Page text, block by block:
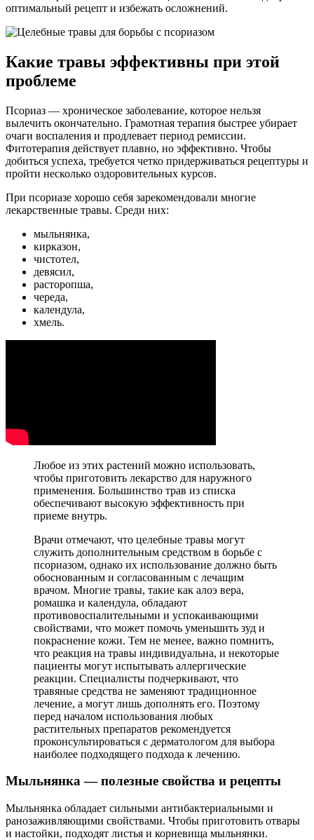
оптимальный рецепт и избежать осложнений.
Какие травы эффективны при этой
проблеме
Псориаз — хроническое заболевание, которое нельзя
вылечить окончательно. Грамотная терапия быстрее убирает
очаги воспаления и продлевает период ремиссии.
Фитотерапия действует плавно, но эффективно. Чтобы
добиться успеха, требуется четко придерживаться рецептуры и
пройти несколько оздоровительных курсов.
При псориазе хорошо себя зарекомендовали многие
лекарственные травы. Среди них:
мыльнянка,
кирказон,
чистотел,
девясил,
расторопша,
череда,
календула,
хмель.
Любое из этих растений можно использовать,
чтобы приготовить лекарство для наружного
применения. Большинство трав из списка
обеспечивают высокую эффективность при
приеме внутрь.
Врачи отмечают, что целебные травы могут
служить дополнительным средством в борьбе с
псориазом, однако их использование должно быть
обоснованным и согласованным с лечащим
врачом. Многие травы, такие как алоэ вера,
ромашка и календула, обладают
противовоспалительными и успокаивающими
свойствами, что может помочь уменьшить зуд и
покраснение кожи. Тем не менее, важно помнить,
что реакция на травы индивидуальна, и некоторые
пациенты могут испытывать аллергические
реакции. Специалисты подчеркивают, что
травяные средства не заменяют традиционное
лечение, а могут лишь дополнять его. Поэтому
перед началом использования любых
растительных препаратов рекомендуется
проконсультироваться с дерматологом для выбора
наиболее подходящего подхода к лечению.
Мыльнянка — полезные свойства и рецепты
Мыльнянка обладает сильными антибактериальными и
ранозаживляющими свойствами. Чтобы приготовить отвары
и настойки, подходят листья и корневища мыльнянки.